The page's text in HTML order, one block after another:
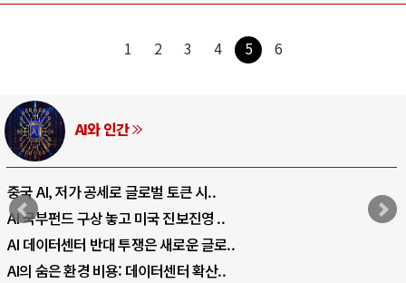
1 2 3 4 5 6
AI와 인간
중국 AI, 저가 공세로 글로벌 토큰 시..
AI 국부펀드 구상 놓고 미국 진보진영 ..
AI 데이터센터 반대 투쟁은 새로운 글로..
AI의 숨은 환경 비용: 데이터센터 확산..